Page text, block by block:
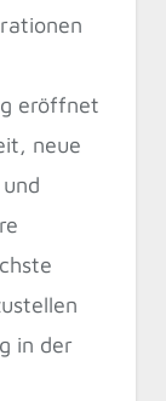
eröffnet
neue
in der